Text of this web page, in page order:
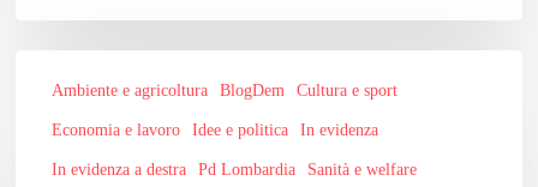
pugno
Ambiente e agricoltura BlogDem Cultura e sport
Economia e lavoro Idee e politica In evidenza
In evidenza a destra Pd Lombardia Sanità e welfare